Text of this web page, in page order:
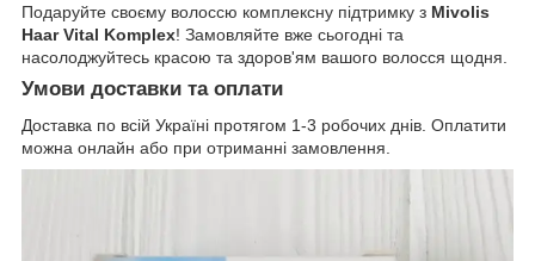
Подаруйте своєму волоссю комплексну підтримку з Mivolis
Haar Vital Komplex! Замовляйте вже сьогодні та
насолоджуйтесь красою та здоров'ям вашого волосся щодня.
Умови доставки та оплати
Доставка по всій Україні протягом 1-3 робочих днів. Оплатити
можна онлайн або при отриманні замовлення.